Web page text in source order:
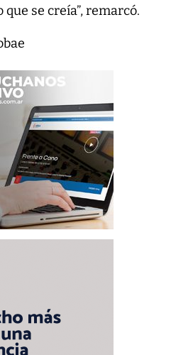
se creía”, remarcó.